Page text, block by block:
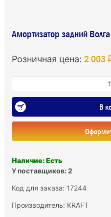
Амортизатор задний
Розничная цена: 2 003
В
Наличие: Есть
У поставщиков: 2
Код для заказа: 17244
Производитель: KRAFT